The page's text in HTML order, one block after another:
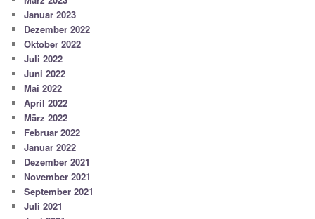
Januar 2023
Dezember 2022
Oktober 2022
Juli 2022
Juni 2022
Mai 2022
April 2022
März 2022
Februar 2022
Januar 2022
Dezember 2021
November 2021
September 2021
Juli 2021